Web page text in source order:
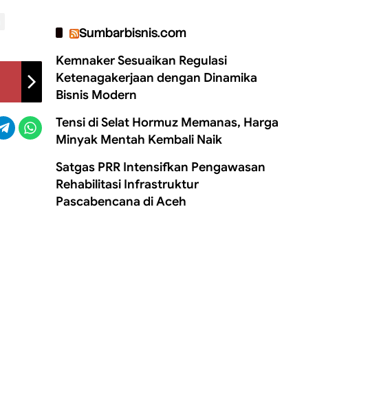
Sumbarbisnis.com
Kemnaker Sesuaikan Regulasi
Ketenagakerjaan dengan Dinamika
Bisnis Modern
Tensi di Selat Hormuz Memanas, Harga
Minyak Mentah Kembali Naik
Satgas PRR Intensifkan Pengawasan
Rehabilitasi Infrastruktur
Pascabencana di Aceh